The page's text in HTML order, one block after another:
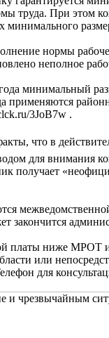
труда. При этом
минимального
нормы
неполное
минимальный
применяются
3JoB7w .
что в
для внимания
получает
закончится
ниже МРОТ и
или
для
и чрезвычайным